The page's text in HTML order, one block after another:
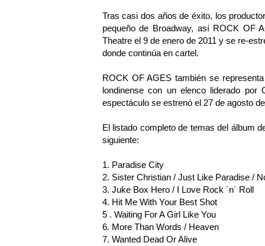
Tras casi dos años de éxito, los
pequeño de Broadway, así ROCK OF
Theatre el 9 de enero de 2011 y se re-
donde continúa en cartel.
ROCK OF AGES también se
londinense con un elenco liderado por
espectáculo se estrenó el 27 de agosto
El listado completo de temas del álbum
siguiente:
1. Paradise City
2. Sister Christian / Just Like Paradise /
3. Juke Box Hero / I Love Rock ´n´ Roll
4. Hit Me With Your Best Shot
5 . Waiting For A Girl Like You
6. More Than Words / Heaven
7. Wanted Dead Or Alive